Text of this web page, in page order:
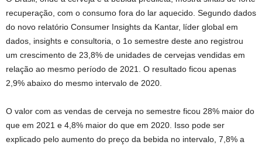
recuperação, com o consumo fora do lar aquecido. Segundo dados
do novo relatório Consumer Insights da Kantar, líder global em
dados, insights e consultoria, o 1o semestre deste ano registrou
um crescimento de 23,8% de unidades de cervejas vendidas em
relação ao mesmo período de 2021. O resultado ficou apenas
2,9% abaixo do mesmo intervalo de 2020.
O valor com as vendas de cerveja no semestre ficou 28% maior do
que em 2021 e 4,8% maior do que em 2020. Isso pode ser
explicado pelo aumento do preço da bebida no intervalo, 7,8% a